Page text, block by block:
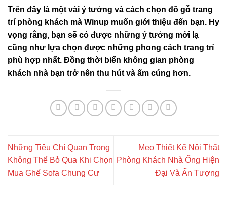
Trên đây là một vài ý tưởng và cách chọn đồ gỗ trang
trí phòng khách mà Winup muốn giới thiệu đến bạn. Hy
vọng rằng, bạn sẽ có được những ý tưởng mới lạ
cũng như lựa chọn được những phong cách trang trí
phù hợp nhất. Đồng thời biến không gian phòng
khách nhà bạn trở nên thu hút và ấm cúng hơn.
Những Tiêu Chí Quan Trọng
Không Thể Bỏ Qua Khi Chọn
Mua Ghế Sofa Chung Cư
Mẹo Thiết Kế Nội Thất
Phòng Khách Nhà Ống Hiện
Đại Và Ấn Tượng